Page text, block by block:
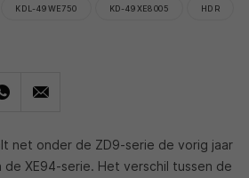
KDL-49WE750 KD-49XE8005 HDR
net onder de ZD9-serie de vorig jaar
XE94-serie. Het verschil tussen de